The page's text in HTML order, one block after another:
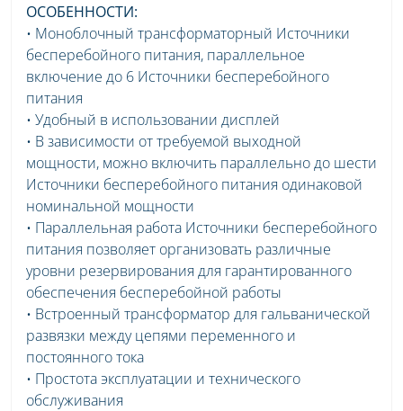
ОСОБЕННОСТИ:
• Моноблочный трансформаторный Источники
бесперебойного питания, параллельное
включение до 6 Источники бесперебойного
питания
• Удобный в использовании дисплей
• В зависимости от требуемой выходной
мощности, можно включить параллельно до шести
Источники бесперебойного питания одинаковой
номинальной мощности
• Параллельная работа Источники бесперебойного
питания позволяет организовать различные
уровни резервирования для гарантированного
обеспечения бесперебойной работы
• Встроенный трансформатор для гальванической
развязки между цепями переменного и
постоянного тока
• Простота эксплуатации и технического
обслуживания